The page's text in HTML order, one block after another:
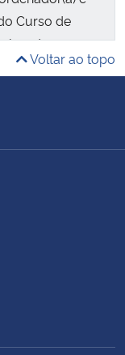
Curso de
do
Federal de
2026.
Voltar ao topo